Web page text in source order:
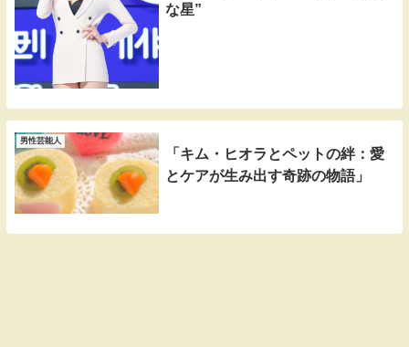
な星”
男性芸能人
「キム・ヒオラとペットの絆：愛
とケアが生み出す奇跡の物語」